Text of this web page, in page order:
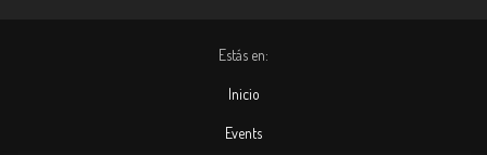
Estás en:
Inicio
Events